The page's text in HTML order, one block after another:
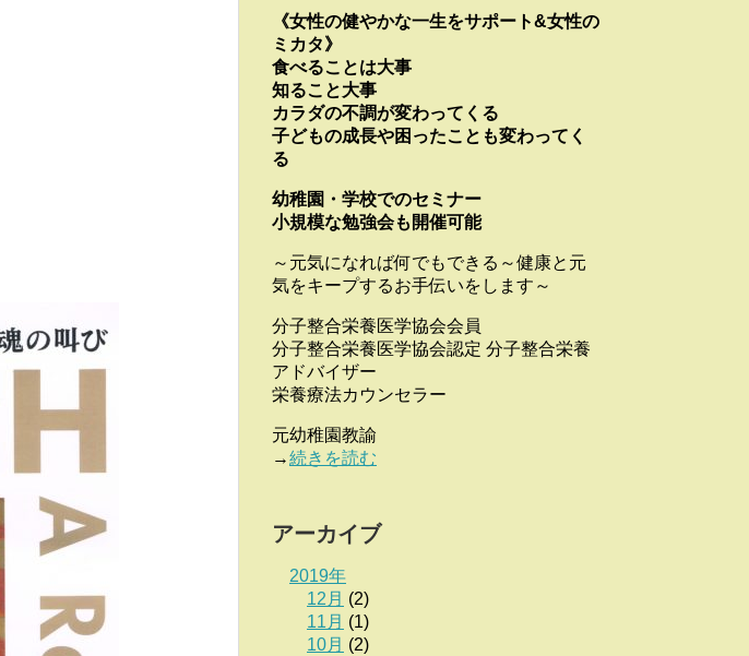
《女性の健やかな一生をサポート&女性の
ミカタ》
食べることは大事
知ること大事
カラダの不調が変わってくる
子どもの成長や困ったことも変わってく
る
幼稚園・学校でのセミナー
小規模な勉強会も開催可能
～元気になれば何でもできる～健康と元
気をキープするお手伝いをします～
分子整合栄養医学協会会員
分子整合栄養医学協会認定 分子整合栄養
アドバイザー
栄養療法カウンセラー
元幼稚園教諭
→続きを読む
アーカイブ
2019年
12月 (2)
11月 (1)
10月 (2)